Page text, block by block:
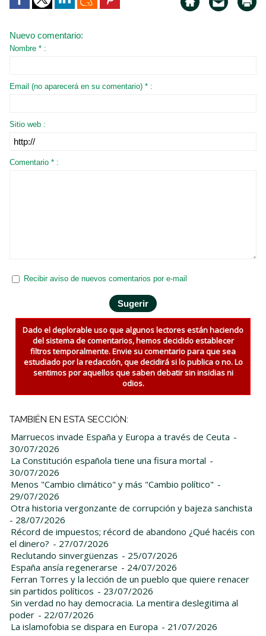
Nuevo comentario:
Nombre * :
Email (no aparecerá en su comentario) * :
Sitio web :
Comentario * :
Recibir aviso de nuevos comentarios por e-mail
Dado el deplorable uso que algunos lectores están haciendo
del sistema de comentarios, hemos decidido establecer
filtros temporalmente. Envie su comentario para que sea
estudiado por la redacción, que decidirá si lo publica o no. Lo
sentimos por aquellos que saben debatir sin insidias ni
odios.
TAMBIÉN EN ESTA SECCIÓN:
Marruecos invade España y Europa a través de Ceuta -
30/07/2026
La Constitución española tiene una fisura mortal -
30/07/2026
Menos "Cambio climático" y más "Cambio político" -
29/07/2026
Otra historia vergonzante de corrupción y bajeza sanchista
- 28/07/2026
Récord de impuestos; récord de abandono ¿Qué hacéis con
el dinero? - 27/07/2026
Reclutando sinvergüenzas - 25/07/2026
España ansía regenerarse - 24/07/2026
Ferran Torres y la lección de un pueblo que quiere renacer
sin partidos políticos - 23/07/2026
Sin verdad no hay democracia. La mentira deslegitima al
poder - 22/07/2026
La islamofobia se dispara en Europa - 21/07/2026